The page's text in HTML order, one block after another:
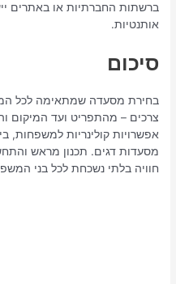
ברשתות החברתיות או באתרים
אותנטיות.
סיכום
בחירת מסעדה שמתאימה לכל
צרכים – מהתפריט ועד המיקום
אפשרויות קולינריות למשפחות,
מסעדות דגים. תכנון מראש
חוויה בלתי נשכחת לכל בני